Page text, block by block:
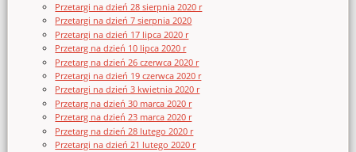
Przetargi na dzień 28 sierpnia 2020 r
Przetargi na dzień 7 sierpnia 2020
Przetargi na dzień 17 lipca 2020 r
Przetarg na dzień 10 lipca 2020 r
Przetarg na dzień 26 czerwca 2020 r
Przetargi na dzień 19 czerwca 2020 r
Przetargi na dzień 3 kwietnia 2020 r
Przetarg na dzień 30 marca 2020 r
Przetarg na dzień 23 marca 2020 r
Przetarg na dzień 28 lutego 2020 r
Przetargi na dzień 21 lutego 2020 r